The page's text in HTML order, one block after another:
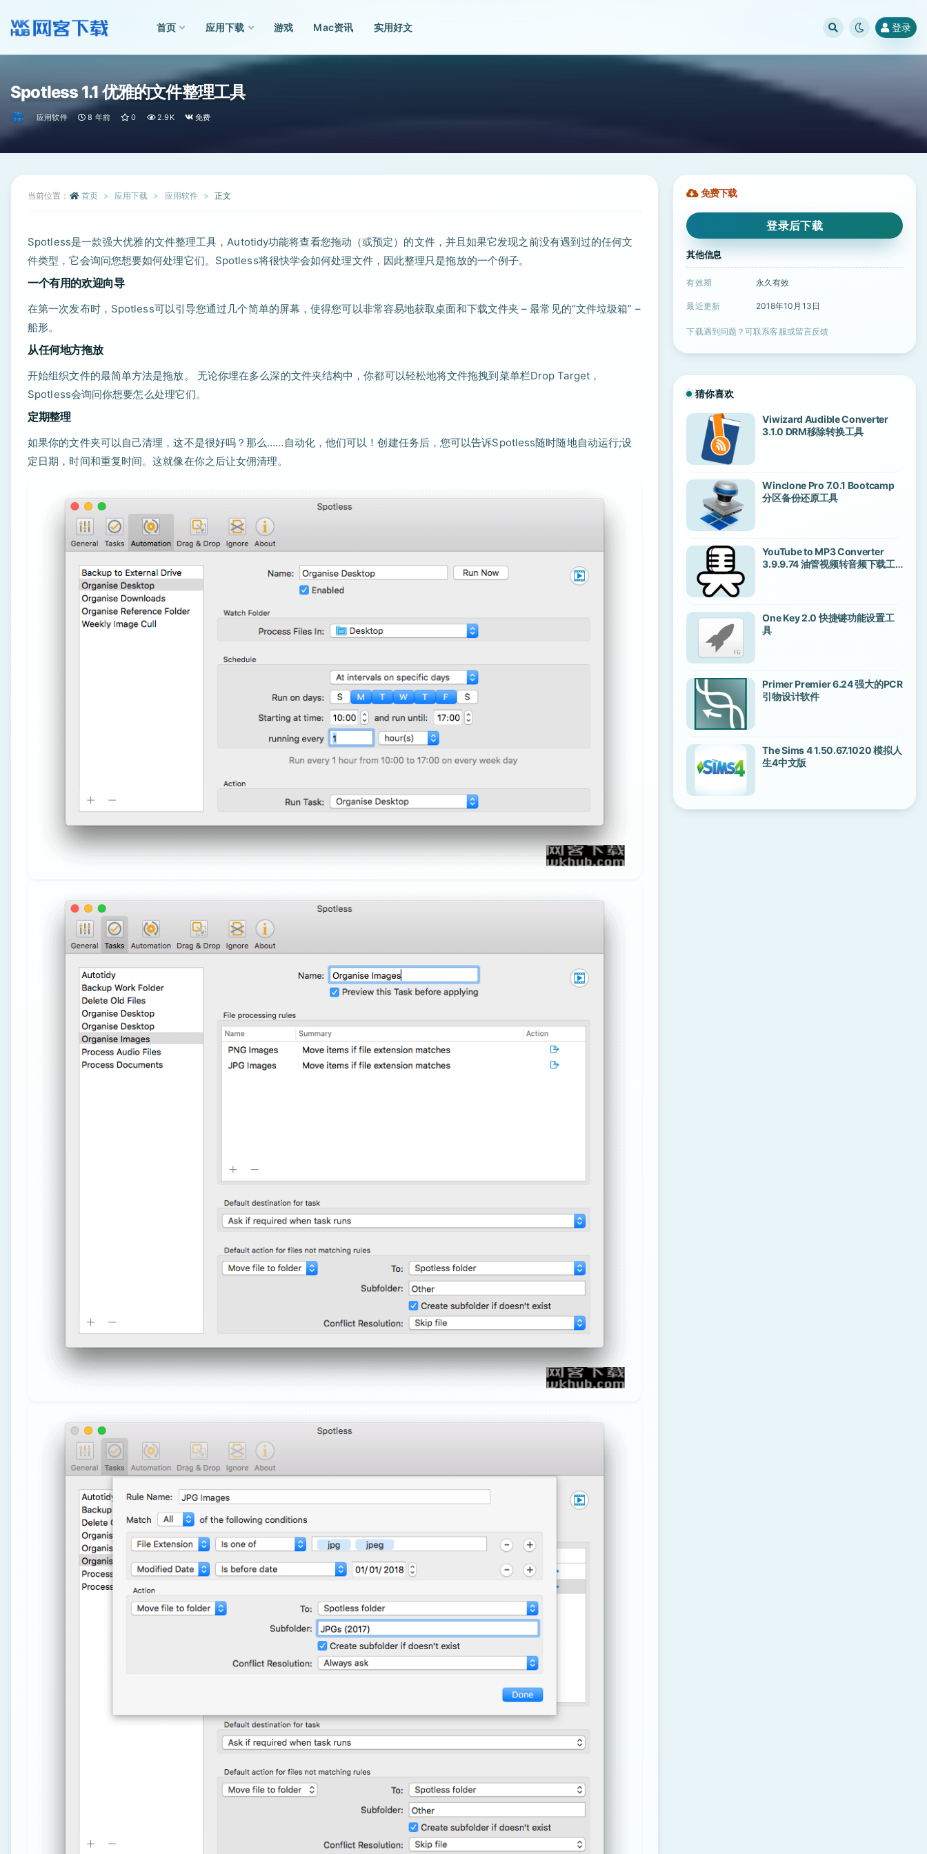
首页 应用下载 游戏 Mac资讯 实用好文 登录
Spotless 1.1 优雅的文件整理工具
应用软件 8 年前 0 2.9K 免费
当前位置： 首页 应用下载 应用软件 正文
Spotless是一款强大优雅的文件整理工具，Autotidy功能将查看您拖动（或预定）的文件，并且如果它发现之前没有遇到过的任何文
件类型，它会询问您想要如何处理它们。Spotless将很快学会如何处理文件，因此整理只是拖放的一个例子。
一个有用的欢迎向导
在第一次发布时，Spotless可以引导您通过几个简单的屏幕，使得您可以非常容易地获取桌面和下载文件夹 – 最常见的“文件垃圾箱” –
船形。
从任何地方拖放
开始组织文件的最简单方法是拖放。 无论你埋在多么深的文件夹结构中，你都可以轻松地将文件拖拽到菜单栏Drop Target，
Spotless会询问你想要怎么处理它们。
定期整理
如果你的文件夹可以自己清理，这不是很好吗？那么……自动化，他们可以！创建任务后，您可以告诉Spotless随时随地自动运行;设
定日期，时间和重复时间。这就像在你之后让女佣清理。
免费下载
登录后下载
其他信息
有效期 永久有效
最近更新 2018年10月13日
下载遇到问题？可联系客服或留言反馈
猜你喜欢
Viwizard Audible Converter
3.1.0 DRM移除转换工具
Winclone Pro 7.0.1 Bootcamp
分区备份还原工具
YouTube to MP3 Converter
3.9.9.74 油管视频转音频下载工
One Key 2.0 快捷键功能设置工
具
Primer Premier 6.24 强大的PCR
引物设计软件
The Sims 4 1.50.67.1020 模拟人
生4中文版